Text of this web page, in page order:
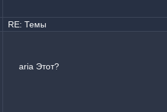
RE: Темы
aria Этот?